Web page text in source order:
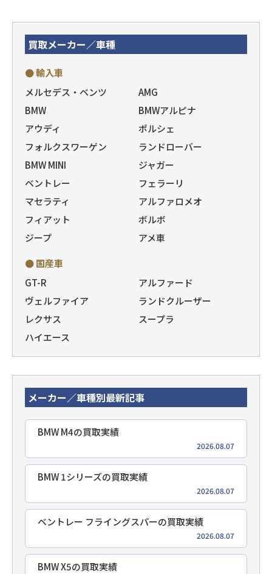
買取メーカー／車種
● 輸入車
メルセデス・ベンツ
AMG
BMW
BMWアルピナ
アウディ
ポルシェ
フォルクスワーゲン
ランドローバー
BMW MINI
ジャガー
ベントレー
フェラーリ
マセラティ
アルファロメオ
フィアット
ボルボ
ジープ
アメ車
● 国産車
GT-R
アルファード
ヴェルファイア
ランドクルーザー
レクサス
スープラ
ハイエース
メーカー／車種別最新記事
BMW M4の買取実績
2026.08.07
BMW 1シリーズの買取実績
2026.08.07
ベントレー フライングスパーの買取実績
2026.08.07
BMW X5の買取実績